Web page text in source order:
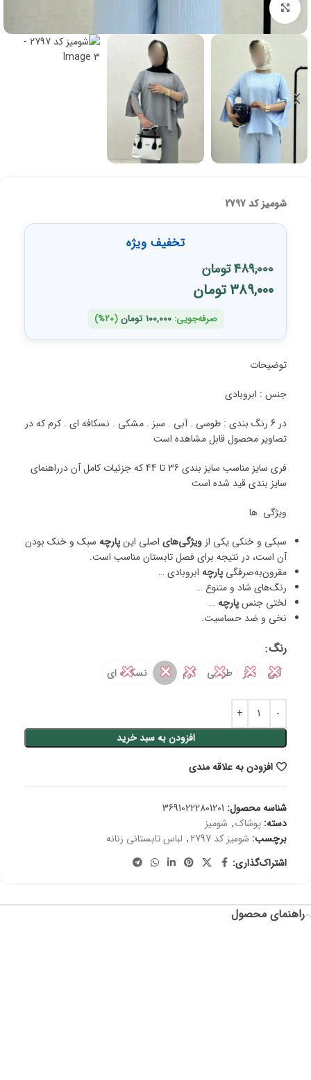
برای بزرگنمایی کلیک کنید
شومیز کد 2797
تخفیف ویژه
489,000تومان
389,000تومان
صرفه‌جویی:100,000 تومان(20%)
توضیحات
جنس : ابروبادی
در 6 رنگ بندی : طوسی . آبی . سبز . مشکی . نسکافه ای . کرم که در
تصاویر محصول قابل مشاهده است
فری سایز مناسب سایز بندی 36 تا 44 که جزئیات کامل آن درراهنمای
سایز بندی قید شده است
ویژگی ها
سبکی و خنکی یکی از ویژگی‌های اصلی اینپارچه سبک و خنک بودن
آن است، در نتیجه برای فصل تابستان مناسب است.
مقرون‌به‌صرفگی پارچه ابروبادی …
رنگ‌های شاد و متنوع …
لختی جنسپارچه …
نخی و ضد حساسیت.
رنگ
آبی
✕ سبز
✕ طوسی
✕ کرم
✕
✕ نسکافه ای
✕
افزودن به سبد خرید
افزودن به علاقه مندی
شناسه محصول: 36910222801201
دسته: پوشاک, شومیز
برچسب: شومیز کد 2797 , لباس تابستانی زنانه
اشتراک‌گذاری:
راهنمای محصول